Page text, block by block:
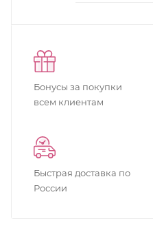
Бонусы за покупки
всем клиентам
Быстрая доставка по
России